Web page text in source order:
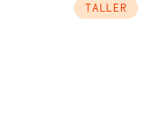
TALLER